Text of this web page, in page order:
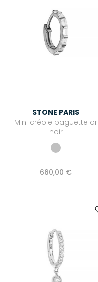
STONE PARIS
Mini créole baguette or
noir
660,00 €